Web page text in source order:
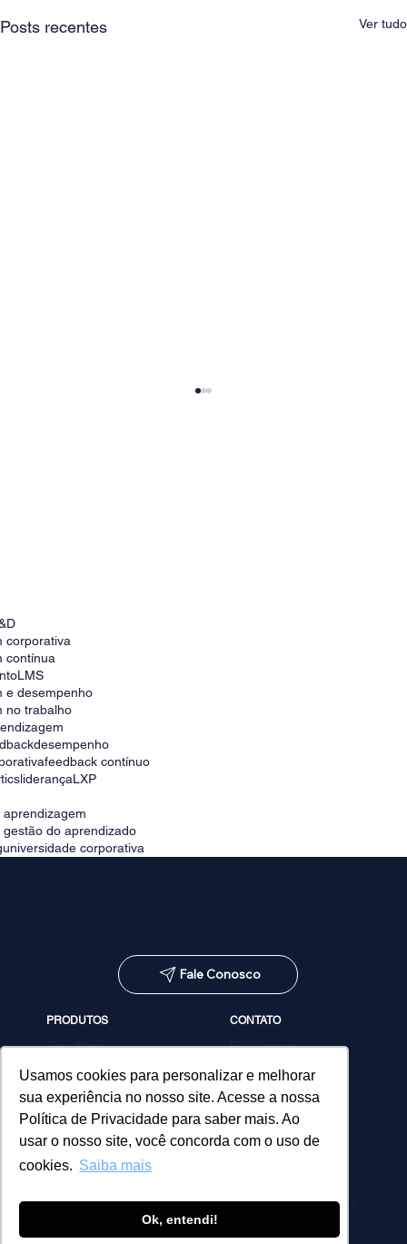
Usamos cookies para personalizar e melhorar
sua experiência no nosso site. Acesse a nossa
Política de Privacidade para saber mais. Ao
usar o nosso site, você concorda com o uso de
cookies. Saiba mais
Ok, entendi!
Posts recentes Ver tudo
corporativa
contínua
LMS
e desempenho
no trabalho
desempenho
feedback contínuo
liderançaLXP
do aprendizado
universidade corporativa
Fale Conosco
© 2026 MicroPower. Todos os direitos reservados
PRODUTOS
PowerMinds
Estúdio de Conteúdos
MicroPower Classes
Consultoria
CONTATO
Fale Conosco
Política de Privacidade